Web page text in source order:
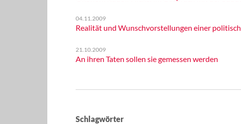
04.11.2009
Realität und Wunschvorstellungen einer
21.10.2009
An ihren Taten sollen sie gemessen werden
Schlagwörter